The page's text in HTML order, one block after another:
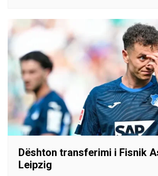
Dështon transferimi i Fisnik
Leipzig